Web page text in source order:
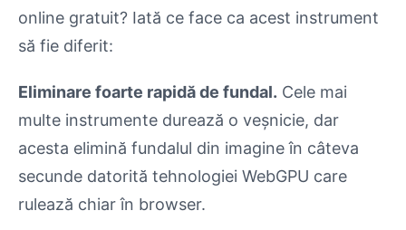
online gratuit? Iată ce face ca acest instrument
să fie diferit:
Eliminare foarte rapidă de fundal. Cele mai
multe instrumente durează o veșnicie, dar
acesta elimină fundalul din imagine în câteva
secunde datorită tehnologiei WebGPU care
rulează chiar în browser.